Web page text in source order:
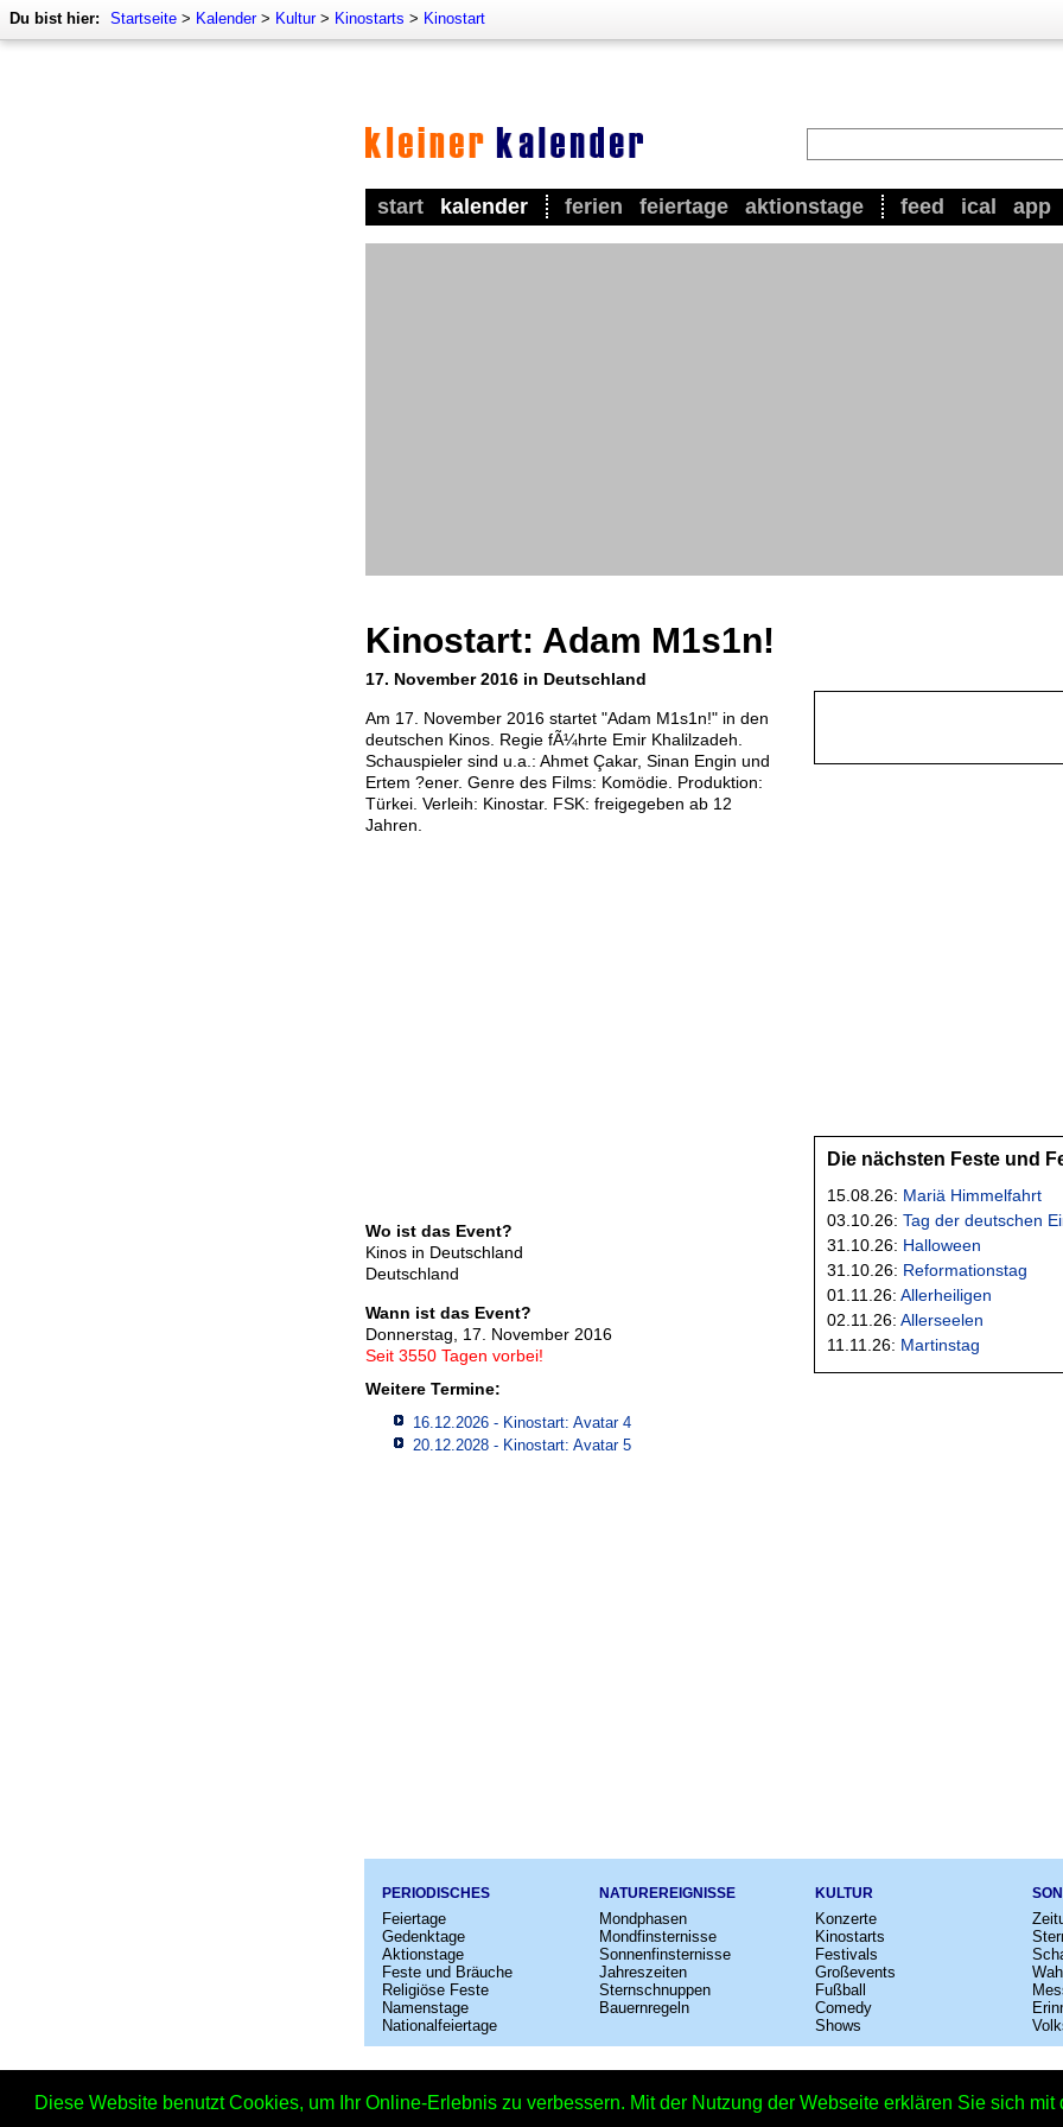
Diese Website benutzt Cookies, um Ihr Online-Erlebnis zu verbessern. Mit der Nutzung der Webseite erklären Sie sich
Du bist hier: Startseite > Kalender> Kultur> Kinostarts > Kinostart
start kalender ferien feiertage aktionstage feed ical app
Kinostart: Adam M1s1n!
17. November 2016 in Deutschland
Am 17. November 2016 startet "Adam M1s1n!" in den
deutschen Kinos. Regie fÃ¼hrte Emir Khalilzadeh.
Schauspieler sind u.a.: Ahmet Çakar, Sinan Engin und
Ertem ?ener. Genre des Films: Komödie. Produktion:
Türkei. Verleih: Kinostar. FSK: freigegeben ab 12
Jahren.
Wo ist das Event?
Kinos in Deutschland
Deutschland
Wann ist das Event?
Donnerstag, 17. November 2016
Seit 3550 Tagen vorbei!
Weitere Termine:
16.12.2026 - Kinostart: Avatar 4
20.12.2028 - Kinostart: Avatar 5
Die nächsten Feste und
15.08.26: Mariä Himmelfahrt
03.10.26: Tag der deutschen
31.10.26: Halloween
31.10.26: Reformationstag
01.11.26: Allerheiligen
02.11.26: Allerseelen
11.11.26: Martinstag
PERIODISCHES
Feiertage
Gedenktage
Aktionstage
Feste und Bräuche
Religiöse Feste
Namenstage
Nationalfeiertage
NATUREREIGNISSE
Mondphasen
Mondfinsternisse
Sonnenfinsternisse
Jahreszeiten
Sternschnuppen
Bauernregeln
KULTUR
Konzerte
Kinostarts
Festivals
Großevents
Fußball
Comedy
Shows
Kinostart: Adam M1s1n! - 17.11.2016 – Copyright © 2026 Kleiner Kalender